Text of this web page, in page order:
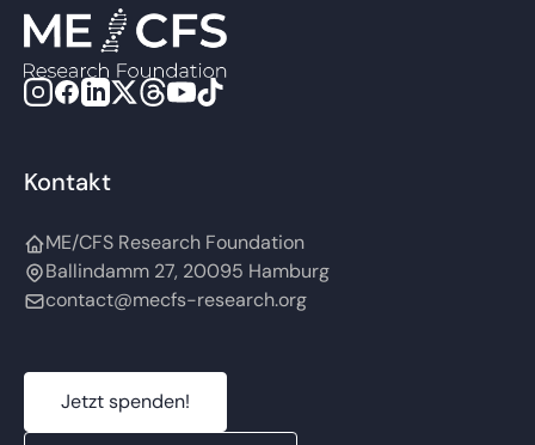
Kontakt
ME/CFS Research Foundation
Ballindamm 27, 20095 Hamburg
contact@mecfs-research.org
Jetzt spenden!